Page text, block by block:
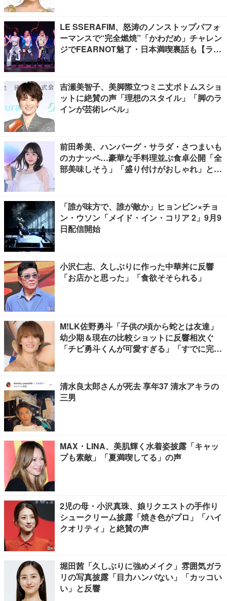
LE SSERAFIM、怒涛のノンストップパフォ
ーマンスで“完全燃焼”「かわだめ」チャレン
ジでFEARNOT魅了・日本満喫裏話も【ライ
吉瀬美智子、美脚際立つミニ丈ボトムスショ
ットに絶賛の声「理想のスタイル」「脚のラ
インが芸術レベル」
前田希美、ハンバーグ・サラダ・さつまいも
のカナッペ…豪華な手料理並ぶ食卓公開「全
部美味しそう」「盛り付けがおしゃれ」と絶
「誰が味方で、誰が敵か」ヒョンビン×チョ
ン・ウソン「メイド・イン・コリア 2」9月9
日配信開始
小沢仁志、久しぶりに作った中華丼に反響
「お店かと思った」「食欲そそられる」
M!LK佐野勇斗「子供の頃から蛇とは友達」
幼少期＆現在の比較ショットに反響相次ぐ
「チビ勇斗くんが可愛すぎる」「すでに完成
清水良太郎さんが死去 享年37 清水アキラの
三男
MAX・LINA、美肌輝く水着姿披露「キャッ
プも素敵」「夏満喫してる」の声
2児の母・小沢真珠、娘リクエストの手作り
シュークリーム披露「焼き色がプロ」「ハイ
クオリティ」と絶賛の声
堀田茜「久しぶりに強めメイク」雰囲気ガラ
リの写真披露「目力ハンパない」「カッコい
い」と反響